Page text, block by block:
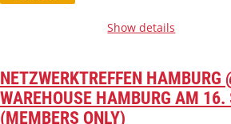
Show details
NETZWERKTREFFEN HAMBURG
WAREHOUSE HAMBURG AM
(MEMBERS ONLY)